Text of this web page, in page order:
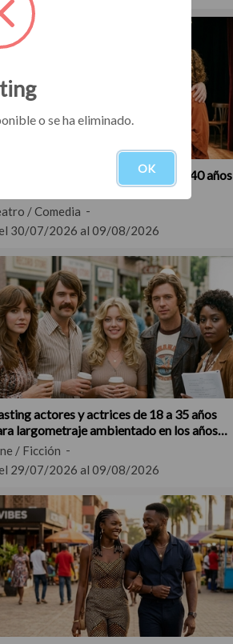
actores y actrices entre 20 y 40 años
/ Comedia
30/07/2026 al 09/08/2026
actores y actrices de 18 a 35 años
largometraje ambientado en los años
/ Ficción
29/07/2026 al 09/08/2026
o se ha eliminado.
OK